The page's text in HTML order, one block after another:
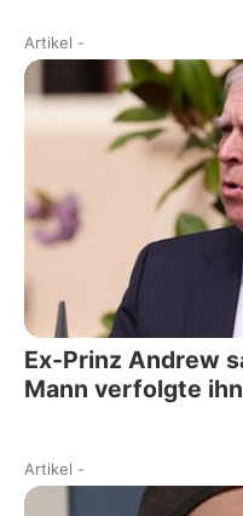
Artikel -
Ex-Prinz Andrew
Mann verfolgte ihn
Artikel -